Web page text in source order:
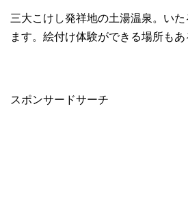
三大こけし発祥地の土湯温泉。い
ます。絵付け体験ができる場所もあ
スポンサードサーチ